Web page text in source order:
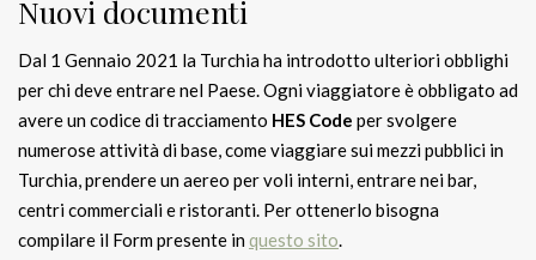
Nuovi documenti
Dal 1 Gennaio 2021 la Turchia ha introdotto ulteriori obblighi
per chi deve entrare nel Paese. Ogni viaggiatore è obbligato ad
avere un codice di tracciamento HES Code per svolgere
numerose attività di base, come viaggiare sui mezzi pubblici in
Turchia, prendere un aereo per voli interni, entrare nei bar,
centri commerciali e ristoranti. Per ottenerlo bisogna
compilare il Form presente inquesto sito.